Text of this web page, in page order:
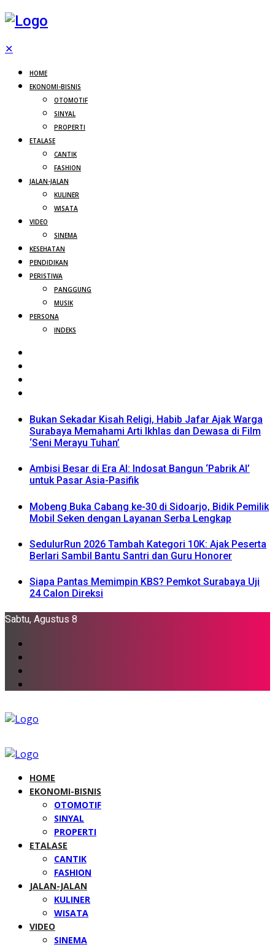
✕
HOME
EKONOMI-BISNIS
OTOMOTIF
SINYAL
PROPERTI
ETALASE
CANTIK
FASHION
JALAN-JALAN
KULINER
WISATA
VIDEO
SINEMA
KESEHATAN
PENDIDIKAN
PERISTIWA
PANGGUNG
MUSIK
PERSONA
INDEKS
Bukan Sekadar Kisah Religi, Habib Jafar Ajak Warga
Surabaya Memahami Arti Ikhlas dan Dewasa di Film
‘Seni Merayu Tuhan’
Ambisi Besar di Era AI: Indosat Bangun ‘Pabrik AI’
untuk Pasar Asia-Pasifik
Mobeng Buka Cabang ke-30 di Sidoarjo, Bidik Pemilik
Mobil Seken dengan Layanan Serba Lengkap
SedulurRun 2026 Tambah Kategori 10K: Ajak Peserta
Berlari Sambil Bantu Santri dan Guru Honorer
Siapa Pantas Memimpin KBS? Pemkot Surabaya Uji
24 Calon Direksi
Sabtu, Agustus 8
HOME
EKONOMI-BISNIS
OTOMOTIF
SINYAL
PROPERTI
ETALASE
CANTIK
FASHION
JALAN-JALAN
KULINER
WISATA
VIDEO
SINEMA